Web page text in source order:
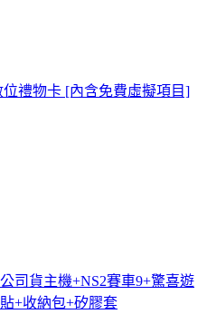
位禮物卡 [內含免費虛擬項目]
司貨主機+NS2賽車9+驚喜遊
+收納包+矽膠套